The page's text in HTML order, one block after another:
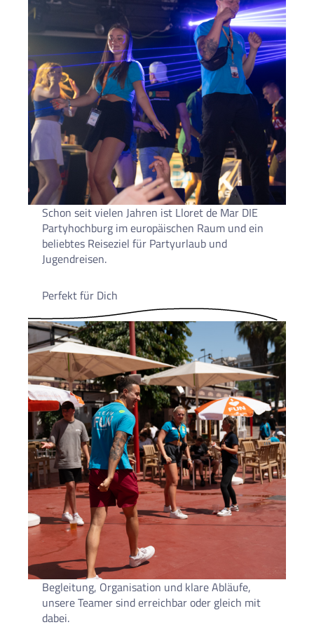
Schon seit vielen Jahren ist Lloret de Mar DIE
Partyhochburg im europäischen Raum und ein
beliebtes Reiseziel für Partyurlaub und
Jugendreisen.
Perfekt für Dich
Begleitung, Organisation und klare Abläufe,
unsere Teamer sind erreichbar oder gleich mit
dabei.